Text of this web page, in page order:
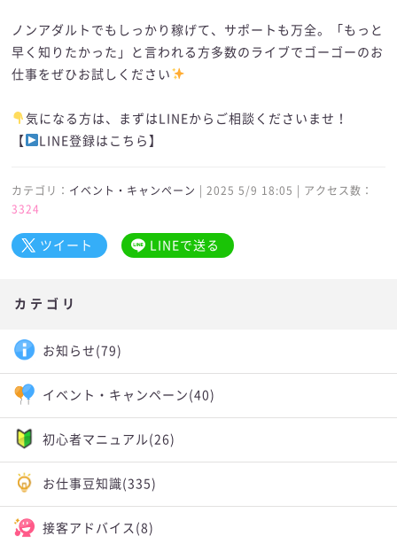
ノンアダルトでもしっかり稼げて、サポートも万全。「もっと
早く知りたかった」と言われる方多数のライブでゴーゴーのお
仕事をぜひお試しください
気になる方は、まずはLINEからご相談くださいませ！
【
LINE登録はこちら 】
カテゴリ： イベント・キャンペーン
| 2025 5/9 18:05 | アクセス数：
3324
ツイート LINEで送る
カテゴリ
お知らせ (79)
イベント・キャンペーン (40)
初心者マニュアル(26)
お仕事豆知識(335)
接客アドバイス (8)